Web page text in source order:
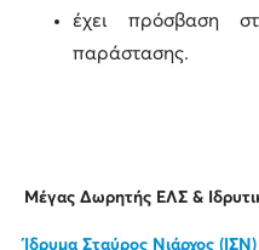
έχει πρόσβαση
παράστασης.
Μέγας Δωρητής ΕΛΣ &
Ίδρυμα Σταύρος Νιάρχος (ΙΣΝ)